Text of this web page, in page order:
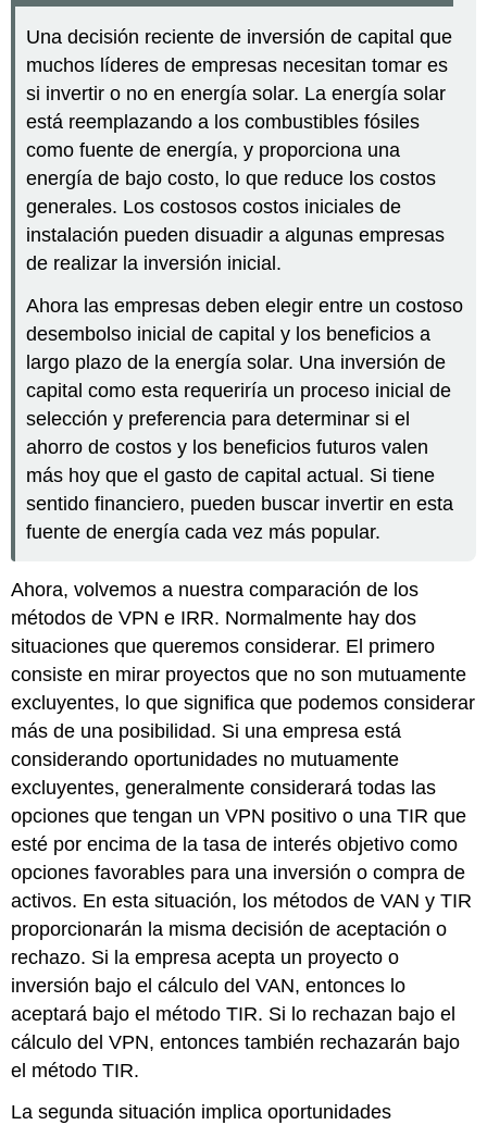
Una decisión reciente de inversión de capital que
muchos líderes de empresas necesitan tomar es
si invertir o no en energía solar. La energía solar
está reemplazando a los combustibles fósiles
como fuente de energía, y proporciona una
energía de bajo costo, lo que reduce los costos
generales. Los costosos costos iniciales de
instalación pueden disuadir a algunas empresas
de realizar la inversión inicial.
Ahora las empresas deben elegir entre un costoso
desembolso inicial de capital y los beneficios a
largo plazo de la energía solar. Una inversión de
capital como esta requeriría un proceso inicial de
selección y preferencia para determinar si el
ahorro de costos y los beneficios futuros valen
más hoy que el gasto de capital actual. Si tiene
sentido financiero, pueden buscar invertir en esta
fuente de energía cada vez más popular.
Ahora, volvemos a nuestra comparación de los
métodos de VPN e IRR. Normalmente hay dos
situaciones que queremos considerar. El primero
consiste en mirar proyectos que no son mutuamente
excluyentes, lo que significa que podemos considerar
más de una posibilidad. Si una empresa está
considerando oportunidades no mutuamente
excluyentes, generalmente considerará todas las
opciones que tengan un VPN positivo o una TIR que
esté por encima de la tasa de interés objetivo como
opciones favorables para una inversión o compra de
activos. En esta situación, los métodos de VAN y TIR
proporcionarán la misma decisión de aceptación o
rechazo. Si la empresa acepta un proyecto o
inversión bajo el cálculo del VAN, entonces lo
aceptará bajo el método TIR. Si lo rechazan bajo el
cálculo del VPN, entonces también rechazarán bajo
el método TIR.
La segunda situación implica oportunidades